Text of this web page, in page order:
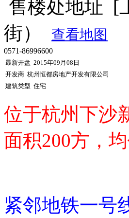
售楼处地址 [
街）
查看地图
0571-86996600
最新开盘 2015年09月08日
开发商 杭州恒都房地产开发有限公司
建筑类型 住宅
位于杭州下沙
面积200方，
紧邻地铁一号